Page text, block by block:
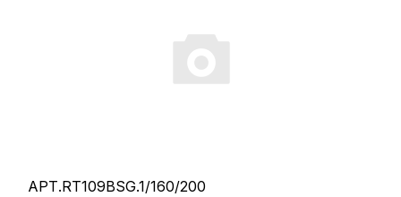
АРТ.RT109BSG.1/160/200